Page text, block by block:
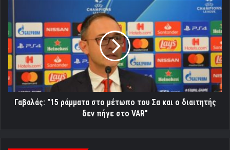
ράμματα
στο
μέτωπο
του
Σα
και
ο
διαιτητής
Γαβαλάς: "15 ράμματα στο μέτωπο του Σα και ο διαιτητής
δεν πήγε στο VAR"